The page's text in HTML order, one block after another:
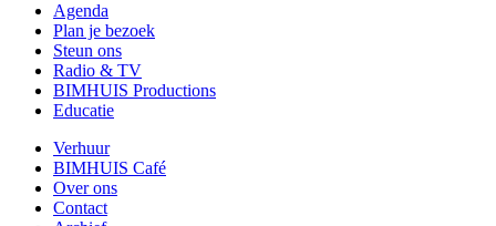
Agenda
Plan je bezoek
Steun ons
Radio & TV
BIMHUIS Productions
Educatie
Verhuur
BIMHUIS Café
Over ons
Contact